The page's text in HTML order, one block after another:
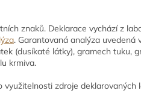
znaků. Deklarace vychází z
. Garantovaná analýza uvedená
(dusíkaté látky), gramech tuku,
krmiva.
využitelnosti zdroje deklarovaných